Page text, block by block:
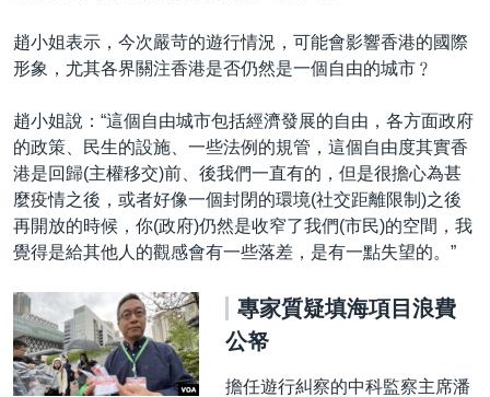
趙小姐表示，今次嚴苛的遊行情況，可能會影響香港的國際
形象，尤其各界關注香港是否仍然是一個自由的城市﹖
趙小姐說：“這個自由城市包括經濟發展的自由，各方面政府
的政策、民生的設施、一些法例的規管，這個自由度其實香
港是回歸(主權移交)前、後我們一直有的，但是很擔心為甚
麼疫情之後，或者好像一個封閉的環境(社交距離限制)之後
再開放的時候，你(政府)仍然是收窄了我們(市民)的空間，我
覺得是給其他人的觀感會有一些落差，是有一點失望的。”
專家質疑填海項目浪費
公帑
擔任遊行糾察的中科監察主席潘